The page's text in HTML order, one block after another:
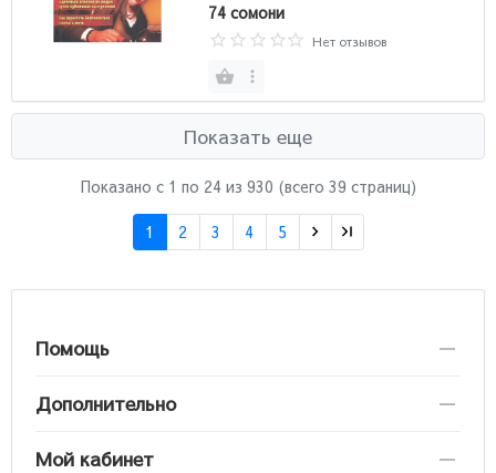
74 сомони
Нет отзывов
Показать еще
Показано с 1 по 24из 930 (всего 39 страниц)
1 2 3 4 5
Помощь
Дополнительно
Мой кабинет